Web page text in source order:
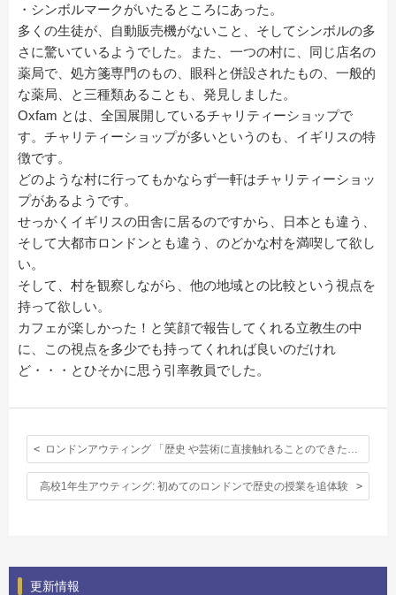
・シンボルマークがいたるところにあった。
多くの生徒が、自動販売機がないこと、そしてシンボルの多
さに驚いているようでした。また、一つの村に、同じ店名の
薬局で、処方箋専門のもの、眼科と併設されたもの、一般的
な薬局、と三種類あることも、発見しました。
Oxfam とは、全国展開しているチャリティーショップで
す。チャリティーショップが多いというのも、イギリスの特
徴です。
どのような村に行ってもかならず一軒はチャリティーショッ
プがあるようです。
せっかくイギリスの田舎に居るのですから、日本とも違う、
そして大都市ロンドンとも違う、のどかな村を満喫して欲し
い。
そして、村を観察しながら、他の地域との比較という視点を
持って欲しい。
カフェが楽しかった！と笑顔で報告してくれる立教生の中
に、この視点を多少でも持ってくれれば良いのだけれ
ど・・・とひそかに思う引率教員でした。
高校1年生アウティング: 初めてのロンドンで歴史の授業を追体験
更新情報